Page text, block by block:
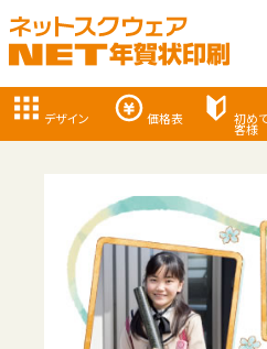
デザイン 価格表 初め
客様